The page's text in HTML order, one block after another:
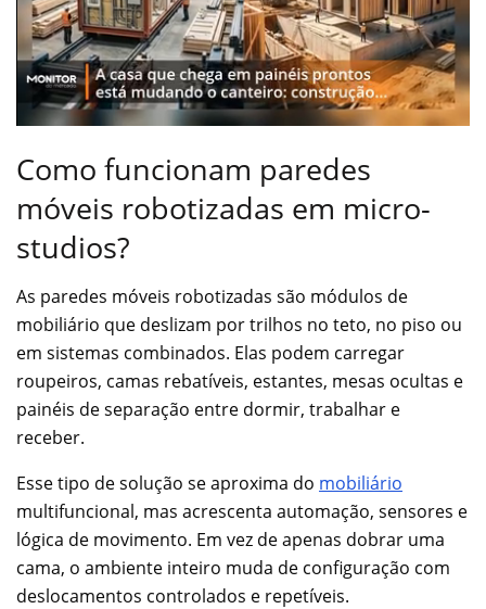
Como funcionam paredes
móveis robotizadas em micro-
studios?
As paredes móveis robotizadas são módulos de
mobiliário que deslizam por trilhos no teto, no piso ou
em sistemas combinados. Elas podem carregar
roupeiros, camas rebatíveis, estantes, mesas ocultas e
painéis de separação entre dormir, trabalhar e
receber.
Esse tipo de solução se aproxima do mobiliário
multifuncional, mas acrescenta automação, sensores e
lógica de movimento. Em vez de apenas dobrar uma
cama, o ambiente inteiro muda de configuração com
deslocamentos controlados e repetíveis.